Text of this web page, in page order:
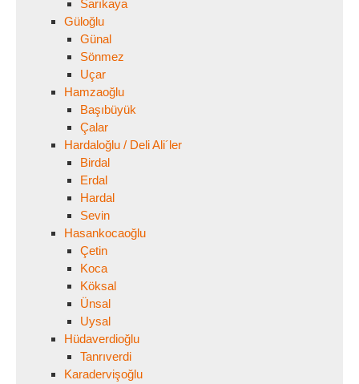
Sarıkaya
Güloğlu
Günal
Sönmez
Uçar
Hamzaoğlu
Başıbüyük
Çalar
Hardaloğlu / Deli Ali´ler
Birdal
Erdal
Hardal
Sevin
Hasankocaoğlu
Çetin
Koca
Köksal
Ünsal
Uysal
Hüdaverdioğlu
Tanrıverdi
Karadervişoğlu